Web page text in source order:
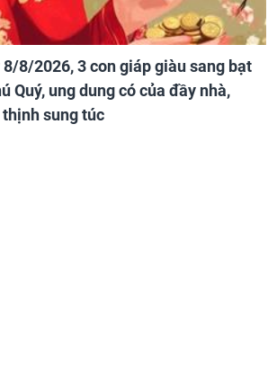
8/8/2026, 3 con giáp giàu sang bạt
Quý, ung dung có của đầy nhà,
sung túc